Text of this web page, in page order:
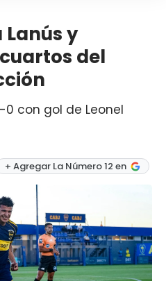
Lanús y
del
0 con gol de Leonel
+ Agregar La Número 12 en